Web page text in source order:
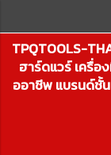
TPQTOOLS-
ฮาร์ดแวร์ เครื่อ
ออาชีพ แบรนด์ชั้